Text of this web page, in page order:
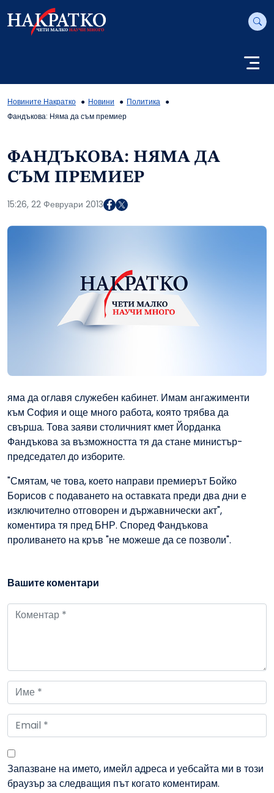
Новините Накратко Новини
Политика
Фандъкова: Няма да съм премиер
ФАНДЪКОВА: НЯМА ДА
СЪМ ПРЕМИЕР
15:26, 22 Февруари 2013
яма да оглавя служебен кабинет. Имам ангажименти
към София и още много работа, която трябва да
свърша. Това заяви столичният кмет Йорданка
Фандъкова за възможността тя да стане министър-
председател до изборите.
"Смятам, че това, което направи премиерът Бойко
Борисов с подаването на оставката преди два дни е
изключително отговорен и държавнически акт",
коментира тя пред БНР. Според Фандъкова
проливането на кръв "не можеше да се позволи".
Вашите коментари
Запазване на името, имейл адреса и уебсайта ми в този
браузър за следващия път когато коментирам.